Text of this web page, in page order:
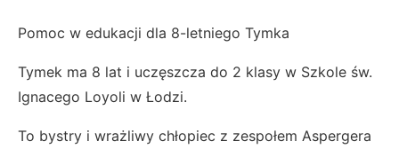
Pomoc w edukacji dla 8-letniego Tymka
Tymek ma 8 lat i uczęszcza do 2 klasy w Szkole św.
Ignacego Loyoli w Łodzi.
To bystry i wrażliwy chłopiec z zespołem Aspergera